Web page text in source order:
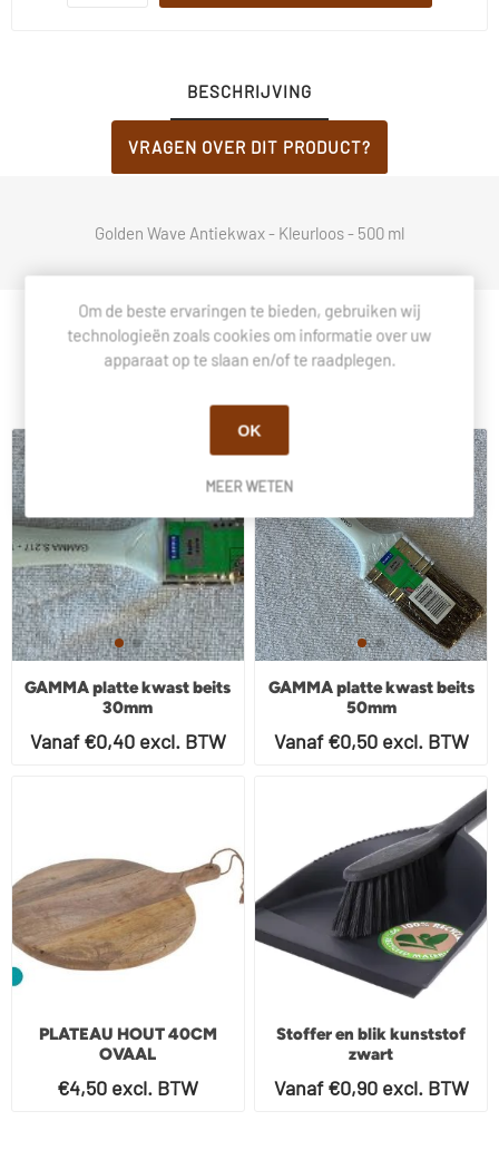
BESCHRIJVING
VRAGEN OVER DIT PRODUCT?
Golden Wave Antiekwax - Kleurloos - 500 ml
GAMMA platte kwast beits
30mm
Vanaf €0,40 excl. BTW
GAMMA platte kwast beits
50mm
Vanaf €0,50 excl. BTW
PLATEAU HOUT 40CM
OVAAL
€4,50 excl. BTW
Stoffer en blik kunststof
zwart
Vanaf €0,90 excl. BTW
Om de beste ervaringen te bieden, gebruiken wij
technologieën zoals cookies om informatie over uw
apparaat op te slaan en/of te raadplegen.
OK
MEER WETEN